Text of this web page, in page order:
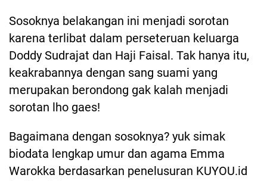
Sosoknya belakangan ini menjadi sorotan
karena terlibat dalam perseteruan keluarga
Doddy Sudrajat dan Haji Faisal. Tak hanya itu,
keakrabannya dengan sang suami yang
merupakan berondong gak kalah menjadi
sorotan lho gaes!
Bagaimana dengan sosoknya? yuk simak
biodata lengkap umur dan agama Emma
Warokka berdasarkan penelusuran KUYOU.id